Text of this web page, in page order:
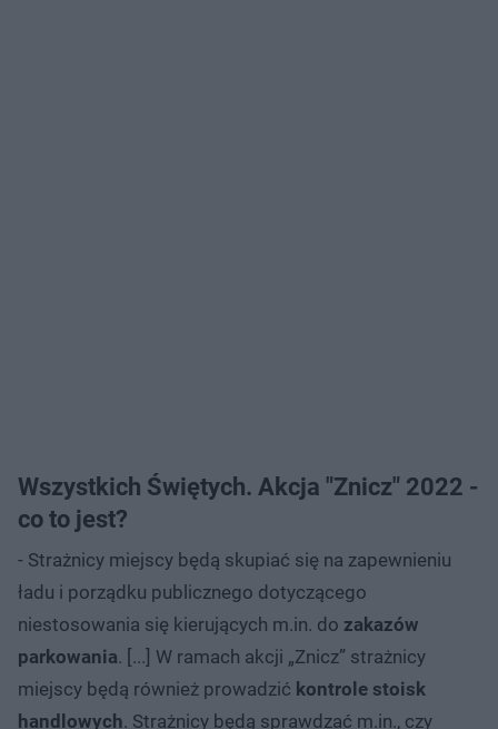
Wszystkich Świętych. Akcja "Znicz" 2022 -
co to jest?
- Strażnicy miejscy będą skupiać się na zapewnieniu
ładu i porządku publicznego dotyczącego
niestosowania się kierujących m.in. do zakazów
parkowania. [...] W ramach akcji „Znicz” strażnicy
miejscy będą również prowadzić kontrole stoisk
handlowych. Strażnicy będą sprawdzać m.in., czy